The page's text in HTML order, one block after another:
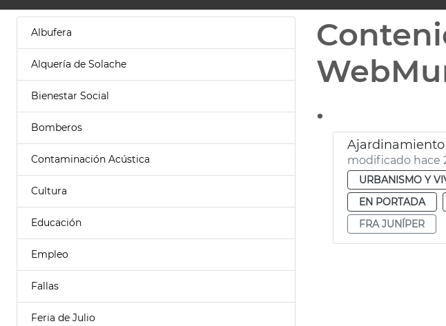
Albufera
Alquería de Solache
Bienestar Social
Bomberos
Contaminación Acústica
Cultura
Educación
Empleo
Fallas
Feria de Julio
.
modificado hace
URBANISMO Y
EN PORTADA
FRA JUNÍPER